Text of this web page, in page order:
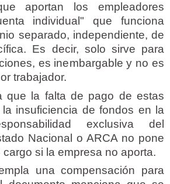
aportan los empleadores
individual" que funciona
separado, independiente, de
Es decir, solo sirve para
es inembargable y no es
trabajador.
que la falta de pago de estas
insuficiencia de fondos en la
exclusiva del
Nacional o ARCA no pone
si la empresa no aporta.
una compensación para